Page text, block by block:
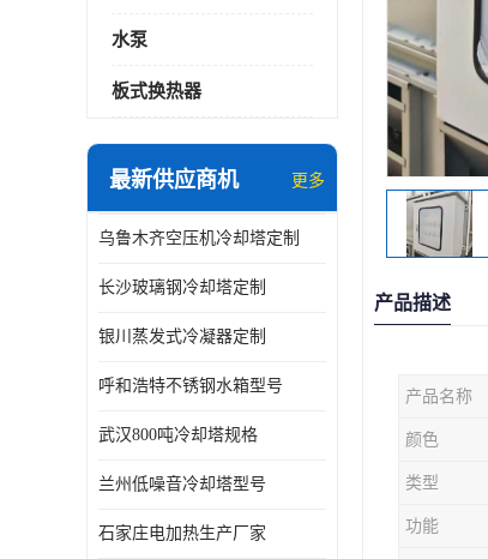
水泵
板式换热器
最新供应商机 更多
乌鲁木齐空压机冷却塔定制
长沙玻璃钢冷却塔定制
银川蒸发式冷凝器定制
呼和浩特不锈钢水箱型号
武汉800吨冷却塔规格
兰州低噪音冷却塔型号
石家庄电加热生产厂家
产品描述
产品名称
颜色
类型
功能